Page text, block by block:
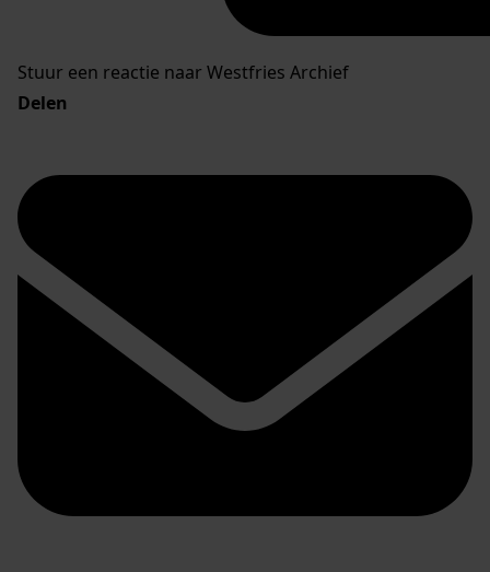
Stuur een reactie naar Westfries Archief
Delen